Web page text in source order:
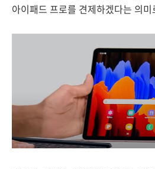
아이패드 프로를 견제하겠다는 의미